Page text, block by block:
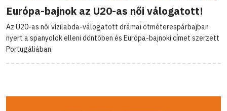
Európa-bajnok az U20-as női válogatott!
Az U20-as női vízilabda-válogatott drámai ötméterespárbajban
nyert a spanyolok elleni döntőben és Európa-bajnoki címet szerzett
Portugáliában.